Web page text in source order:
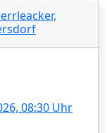
08:30 Uhr